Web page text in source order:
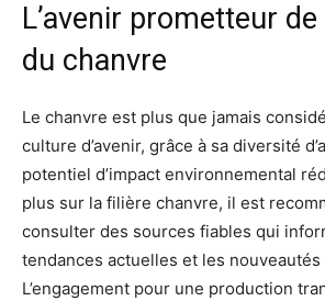
L’avenir prometteur de
du chanvre
Le chanvre est plus que jamais
culture d’avenir, grâce à sa diversité
potentiel d’impact environnemental
plus sur la filière chanvre, il est
consulter des sources fiables qui
tendances actuelles et les nouveautés
L’engagement pour une production